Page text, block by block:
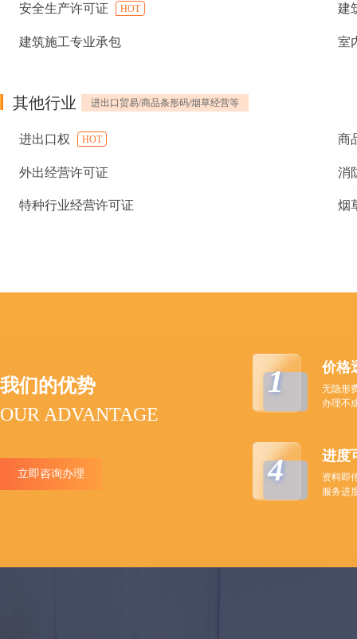
安全生产许可证 HOT 建
建筑施工专业承包 室
其他行业 进出口贸易/商品条形码/烟草经营等
进出口权 HOT 商
外出经营许可证 消
特种行业经营许可证 烟
我们的优势
OUR ADVANTAGE
立即咨询办理
1 价格
无隐形
办理不
4 进度
资料即
服务进